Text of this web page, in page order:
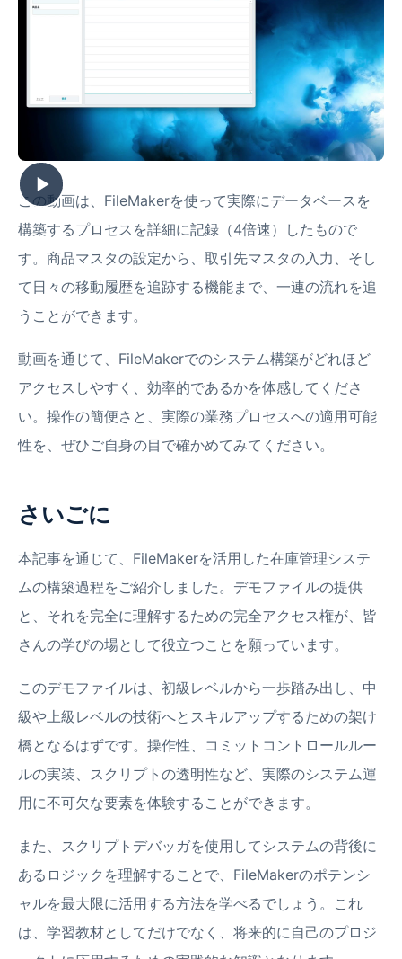
この動画は、FileMakerを使って実際にデータベースを
構築するプロセスを詳細に記録（4倍速）したもので
す。商品マスタの設定から、取引先マスタの入力、そし
て日々の移動履歴を追跡する機能まで、一連の流れを追
うことができます。
動画を通じて、FileMakerでのシステム構築がどれほど
アクセスしやすく、効率的であるかを体感してくださ
い。操作の簡便さと、実際の業務プロセスへの適用可能
性を、ぜひご自身の目で確かめてみてください。
さいごに
本記事を通じて、FileMakerを活用した在庫管理システ
ムの構築過程をご紹介しました。デモファイルの提供
と、それを完全に理解するための完全アクセス権が、皆
さんの学びの場として役立つことを願っています。
このデモファイルは、初級レベルから一歩踏み出し、中
級や上級レベルの技術へとスキルアップするための架け
橋となるはずです。操作性、コミットコントロールルー
ルの実装、スクリプトの透明性など、実際のシステム運
用に不可欠な要素を体験することができます。
また、スクリプトデバッガを使用してシステムの背後に
あるロジックを理解することで、FileMakerのポテンシ
ャルを最大限に活用する方法を学べるでしょう。これ
は、学習教材としてだけでなく、将来的に自己のプロジ